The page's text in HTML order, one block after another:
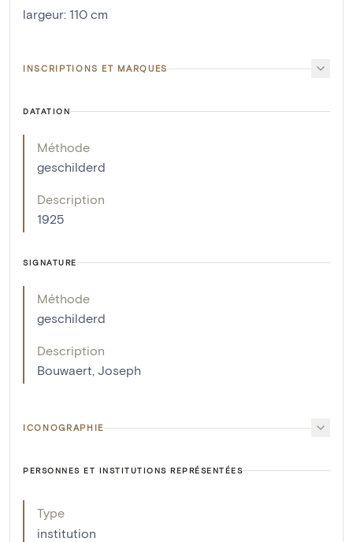
largeur: 110 cm
INSCRIPTIONS ET MARQUES
DATATION
Méthode
geschilderd
Description
1925
SIGNATURE
Méthode
geschilderd
Description
Bouwaert, Joseph
ICONOGRAPHIE
PERSONNES ET INSTITUTIONS REPRÉSENTÉES
Type
institution